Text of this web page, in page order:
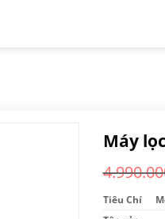
Máy
Tiêu Chí